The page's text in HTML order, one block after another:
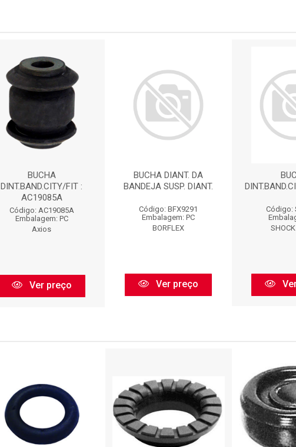
BUCHA
DINT.BAND.CITY/FIT :
AC19085A
Código: AC19085A
Embalagem: PC
Axios
Ver preço
BUCHA DIANT. DA
BANDEJA SUSP. DIANT.
Código: BFX9291
Embalagem: PC
BORFLEX
Ver preço
Código: